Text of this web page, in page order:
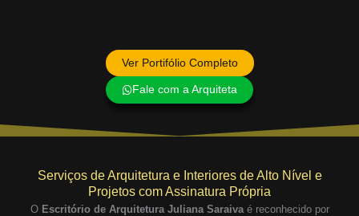
Ver Portifólio Completo
Fale com a Arquiteta
Serviços de Arquitetura e Interiores de Alto Nível e
Projetos com Assinatura Própria
O Escritório de Arquitetura Juliana Saraivaé reconhecido por